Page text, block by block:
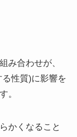
み合わせが、
性質)に影響を
。
かくなること